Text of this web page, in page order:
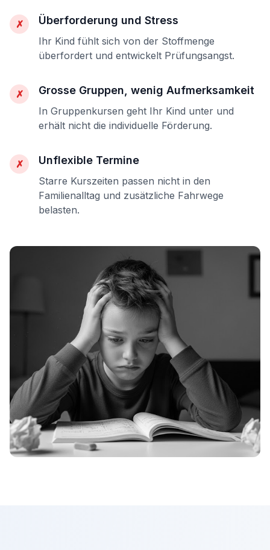
✗ Überforderung und Stress
Ihr Kind fühlt sich von der Stoffmenge
überfordert und entwickelt Prüfungsangst.
✗ Grosse Gruppen, wenig Aufmerksamkeit
In Gruppenkursen geht Ihr Kind unter und
erhält nicht die individuelle Förderung.
✗ Unflexible Termine
Starre Kurszeiten passen nicht in den
Familienalltag und zusätzliche Fahrwege
belasten.